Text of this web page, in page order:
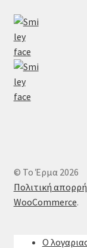
© Το Έρμα 2026
Πολιτική
WooCommerce.
Ο